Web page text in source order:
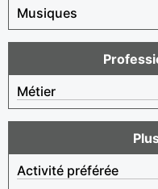
Musiques
Métier
Activité préférée